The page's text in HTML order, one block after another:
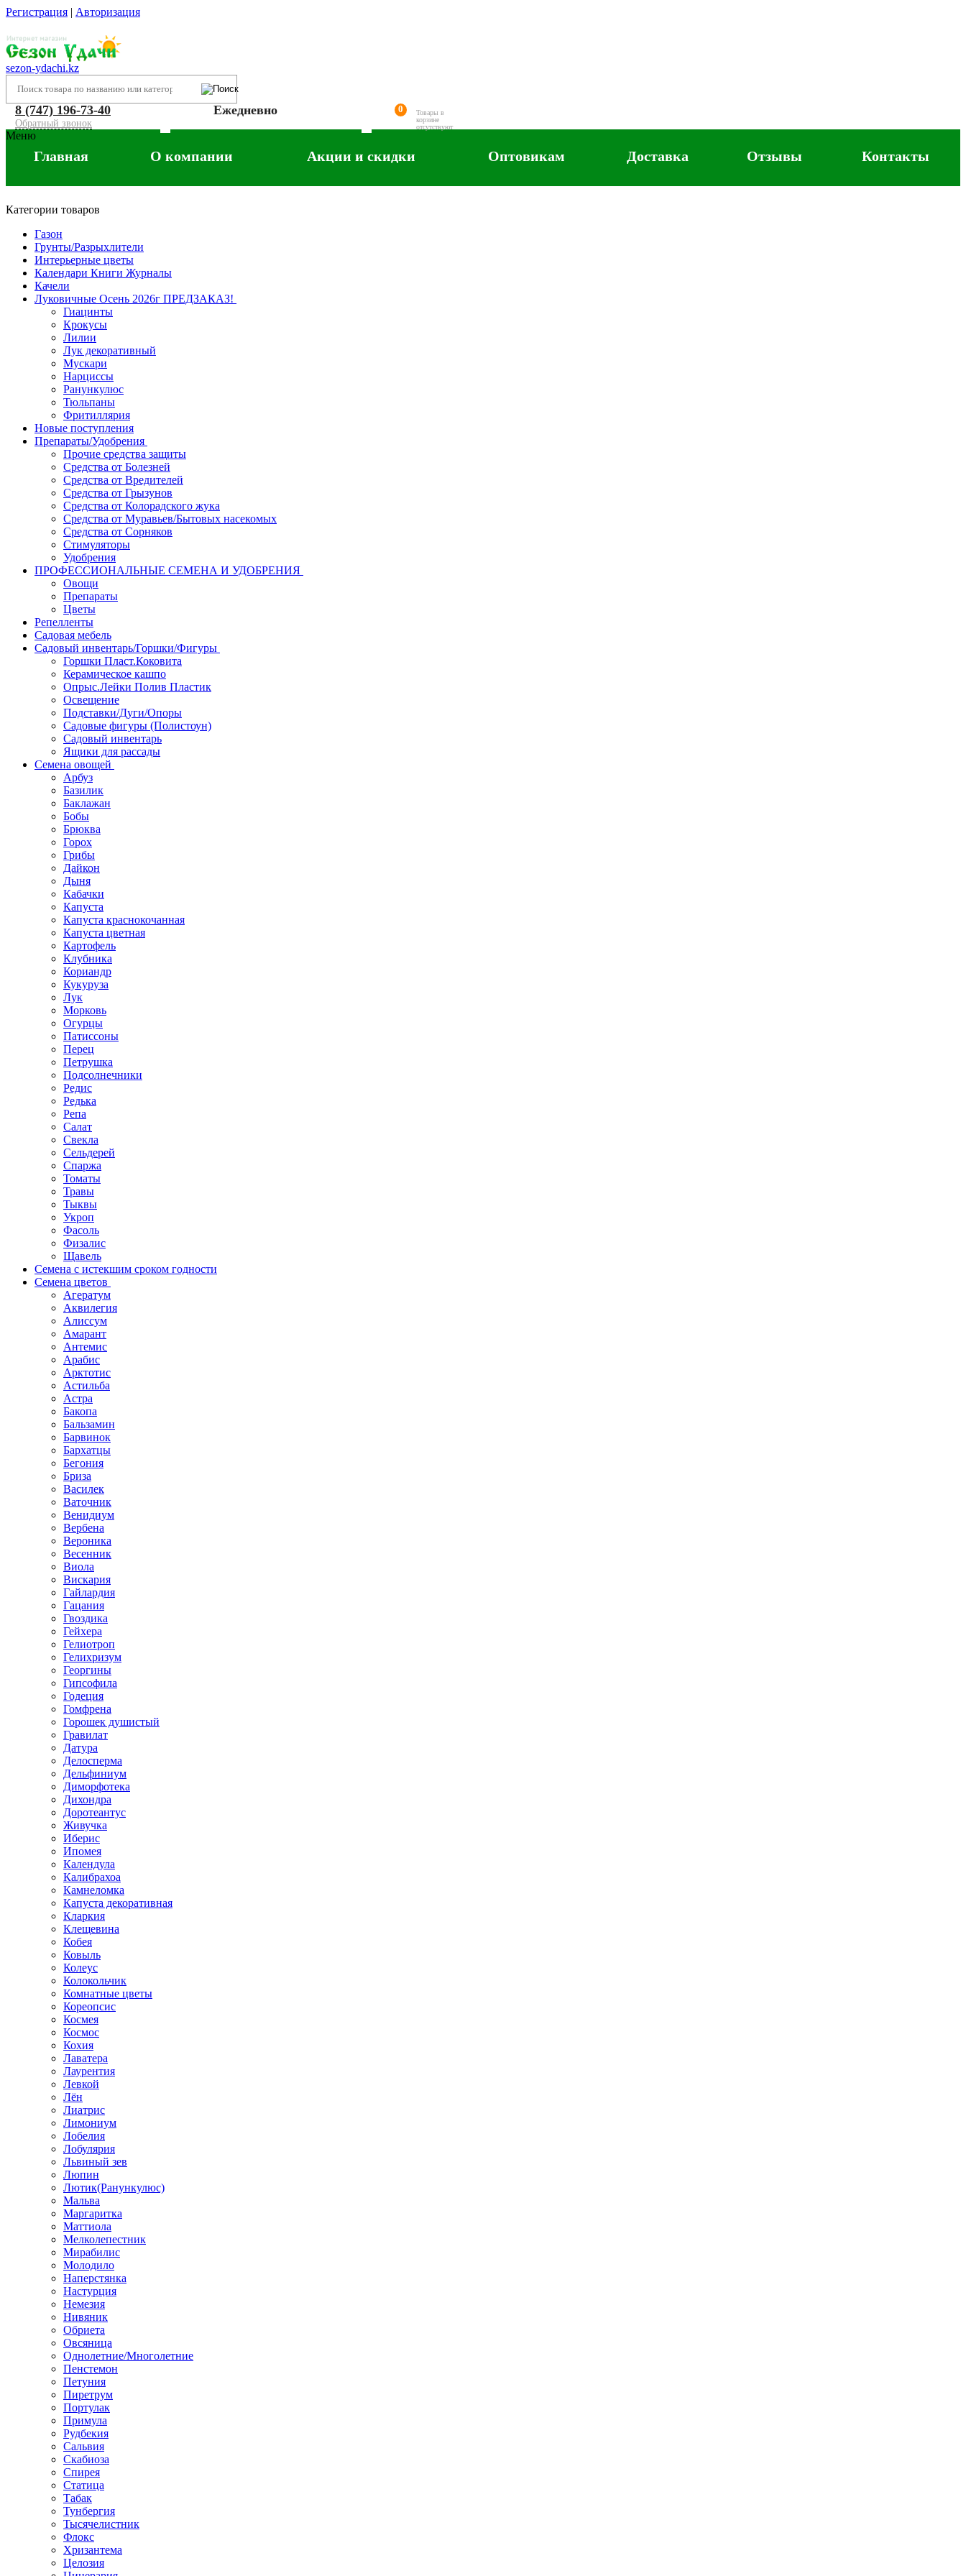
Регистрация | Авторизация
sezon-ydachi.kz
8 (747) 196-73-40
Обратный звонок
Ежедневно 0
Товары в
корзине
отсутствуют
Меню
Главная О компании Акции и скидки Оптовикам Доставка Отзывы Контакты
Категории товаров
Газон
Грунты/Разрыхлители
Интерьерные цветы
Календари Книги Журналы
Качели
Луковичные Осень 2026г ПРЕДЗАКАЗ!
Гиацинты
Крокусы
Лилии
Лук декоративный
Мускари
Нарциссы
Ранункулюс
Тюльпаны
Фритиллярия
Новые поступления
Препараты/Удобрения
Прочие средства защиты
Средства от Болезней
Средства от Вредителей
Средства от Грызунов
Средства от Колорадского жука
Средства от Муравьев/Бытовых насекомых
Средства от Сорняков
Стимуляторы
Удобрения
ПРОФЕССИОНАЛЬНЫЕ СЕМЕНА И УДОБРЕНИЯ
Овощи
Препараты
Цветы
Репелленты
Садовая мебель
Садовый инвентарь/Горшки/Фигуры
Горшки Пласт.Коковита
Керамическое кашпо
Опрыс.Лейки Полив Пластик
Освещение
Подставки/Дуги/Опоры
Садовые фигуры (Полистоун)
Садовый инвентарь
Ящики для рассады
Семена овощей
Арбуз
Базилик
Баклажан
Бобы
Брюква
Горох
Грибы
Дайкон
Дыня
Кабачки
Капуста
Капуста краснокочанная
Капуста цветная
Картофель
Клубника
Кориандр
Кукуруза
Лук
Морковь
Огурцы
Патиссоны
Перец
Петрушка
Подсолнечники
Редис
Редька
Репа
Салат
Свекла
Сельдерей
Спаржа
Томаты
Травы
Тыквы
Укроп
Фасоль
Физалис
Щавель
Семена с истекшим сроком годности
Семена цветов
Агератум
Аквилегия
Алиссум
Амарант
Антемис
Арабис
Арктотис
Астильба
Астра
Бакопа
Бальзамин
Барвинок
Бархатцы
Бегония
Бриза
Василек
Ваточник
Венидиум
Вербена
Вероника
Весенник
Виола
Вискария
Гайлардия
Гацания
Гвоздика
Гейхера
Гелиотроп
Гелихризум
Георгины
Гипсофила
Годеция
Гомфрена
Горошек душистый
Гравилат
Датура
Делосперма
Дельфиниум
Диморфотека
Дихондра
Доротеантус
Живучка
Иберис
Ипомея
Календула
Калибрахоа
Камнеломка
Капуста декоративная
Кларкия
Клещевина
Кобея
Ковыль
Колеус
Колокольчик
Комнатные цветы
Кореопсис
Космея
Космос
Кохия
Лаватера
Лаурентия
Левкой
Лён
Лиатрис
Лимониум
Лобелия
Лобулярия
Львиный зев
Люпин
Лютик(Ранункулюс)
Мальва
Маргаритка
Маттиола
Мелколепестник
Мирабилис
Молодило
Наперстянка
Настурция
Немезия
Нивяник
Обриета
Овсяница
Однолетние/Многолетние
Пенстемон
Петуния
Пиретрум
Портулак
Примула
Рудбекия
Сальвия
Скабиоза
Спирея
Статица
Табак
Тунбергия
Тысячелистник
Флокс
Хризантема
Целозия